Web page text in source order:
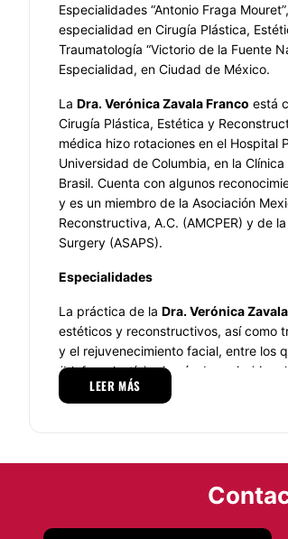
Especialidades “Antonio Fraga
especialidad en Cirugía Plástica,
Traumatología “Victorio de la Fuente
Especialidad, en Ciudad de México.
La Dra. Verónica Zavala Franco está
Cirugía Plástica, Estética y
médica hizo rotaciones en el Hospital
Universidad de Columbia, en la
Brasil. Cuenta con algunos
y es un miembro de la Asociación
Reconstructiva, A.C. (AMCPER) y de
Surgery (ASAPS).
Especialidades
La práctica de la Dra. Verónica
estéticos y reconstructivos, así como
y el rejuvenecimiento facial, entre los
(blefaroplastía), cirugía de nariz
bichat, aumento de labios, aumento
También es especialista en aumento
levantamiento de senos, corrección
360®, lipo de alta definición (HD),
LEER MÁS